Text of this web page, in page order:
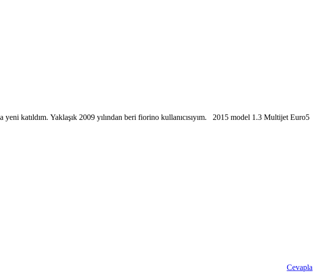
katıldım. Yaklaşık 2009 yılından beri fiorino kullanıcısıyım. 2015 model 1.3 Multijet Euro5
Cevapla